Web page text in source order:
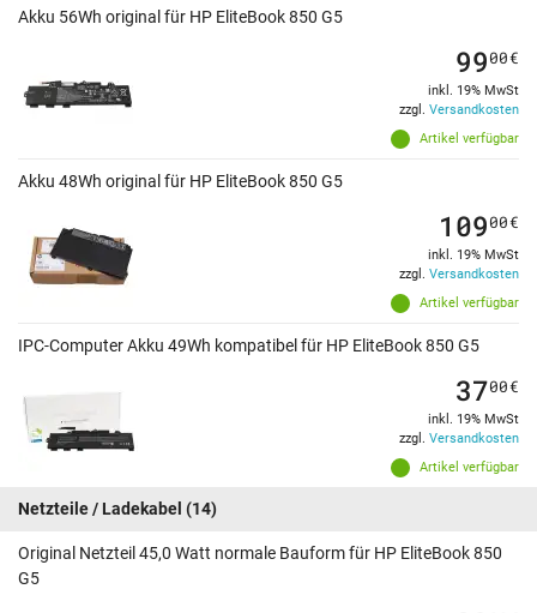
Akku 56Wh original für HP EliteBook 850 G5
Artikel verfügbar
9900€
inkl. 19% MwSt
zzgl. Versandkosten
Akku 48Wh original für HP EliteBook 850 G5
Artikel verfügbar
10900€
inkl. 19% MwSt
zzgl. Versandkosten
IPC-Computer Akku 49Wh kompatibel für HP EliteBook 850 G5
Artikel verfügbar
3700€
inkl. 19% MwSt
zzgl. Versandkosten
Netzteile / Ladekabel (14)
Original Netzteil 45,0 Watt normale Bauform für HP EliteBook 850
G5